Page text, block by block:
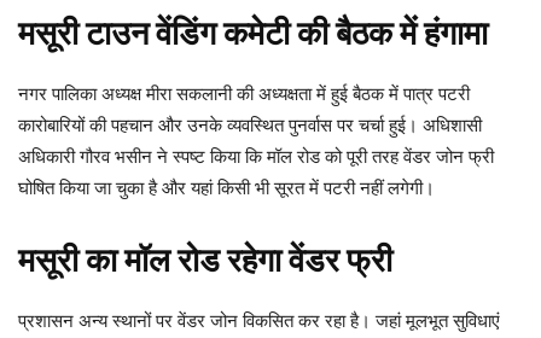
मसूरी टाउन वेंडिंग कमेटी की बैठक में हंगामा
नगर पालिका अध्यक्ष मीरा सकलानी की अध्यक्षता में हुई बैठक में पात्र पटरी
कारोबारियों की पहचान और उनके व्यवस्थित पुनर्वास पर चर्चा हुई। अधिशासी
अधिकारी गौरव भसीन ने स्पष्ट किया कि मॉल रोड को पूरी तरह वेंडर जोन फ्री
घोषित किया जा चुका है और यहां किसी भी सूरत में पटरी नहीं लगेगी।
मसूरी का मॉल रोड रहेगा वेंडर फ्री
प्रशासन अन्य स्थानों पर वेंडर जोन विकसित कर रहा है। जहां मूलभूत सुविधाएं